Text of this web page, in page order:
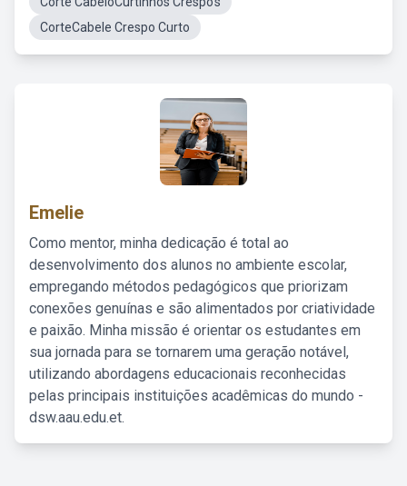
CorteCabele Crespo Curto
Emelie
Como mentor, minha dedicação é total ao
desenvolvimento dos alunos no ambiente escolar,
empregando métodos pedagógicos que priorizam
conexões genuínas e são alimentados por criatividade
e paixão. Minha missão é orientar os estudantes em
sua jornada para se tornarem uma geração notável,
utilizando abordagens educacionais reconhecidas
pelas principais instituições acadêmicas do mundo -
dsw.aau.edu.et.